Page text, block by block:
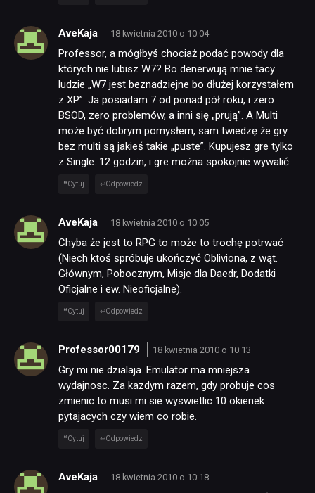
AveKaja 18 kwietnia 2010 o 10:04
Professor, a mógłbyś chociaż podać powody dla
których nie lubisz W7? Bo denerwują mnie tacy
ludzie „W7 jest beznadziejne bo dłużej korzystałem
z XP”. Ja posiadam 7 od ponad pół roku, i zero
BSOD, zero problemów, a inni się „prują”. A Multi
może być dobrym pomysłem, sam twiedzę że gry
bez multi są jakieś takie „puste”. Kupujesz gre tylko
z Single. 12 godzin, i gre można spokojnie wywalić.
Cytuj Odpowiedz
AveKaja 18 kwietnia 2010 o 10:05
Chyba że jest to RPG to może to trochę potrwać
(Niech ktoś spróbuje ukończyć Obliviona, z wąt.
Głównym, Pobocznym, Misje dla Daedr, Dodatki
Oficjalne i ew. Nieoficjalne).
Cytuj Odpowiedz
Professor00179 18 kwietnia 2010 o 10:13
Gry mi nie dzialaja. Emulator ma mniejsza
wydajnosc. Za kazdym razem, gdy probuje cos
zmienic to musi mi sie wyswietlic 10 okienek
pytajacych czy wiem co robie.
Cytuj Odpowiedz
AveKaja 18 kwietnia 2010 o 10:18